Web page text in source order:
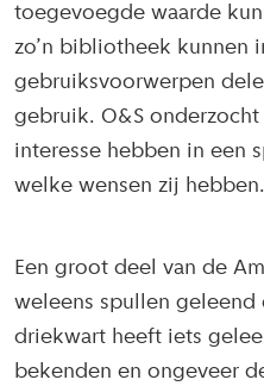
toegevoegde waarde
zo’n bibliotheek kunnen
gebruiksvoorwerpen
gebruik. O&S
interesse hebben in een
welke wensen zij hebben.
Een groot deel van de
weleens spullen geleend
driekwart heeft iets
bekenden en ongeveer